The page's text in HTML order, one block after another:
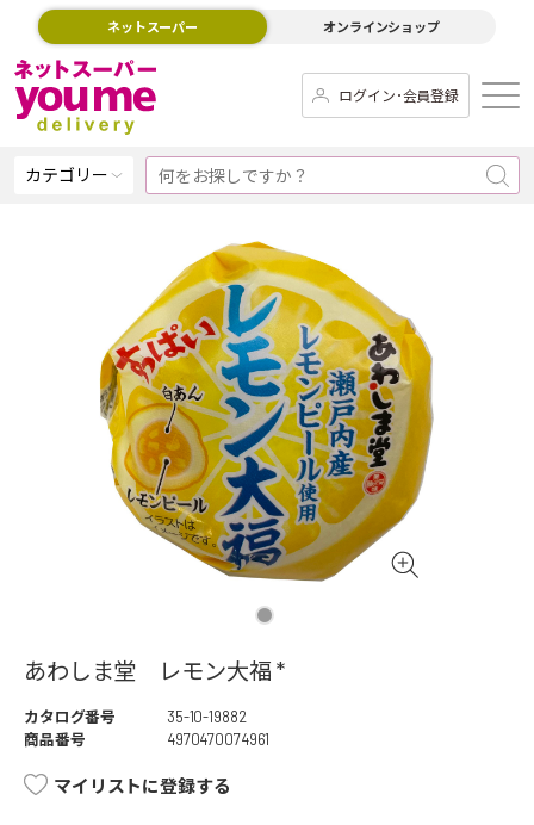
ネットスーパー オンラインショップ
ログイン･会員登録
カテゴリー
あわしま堂 レモン大福 *
カタログ番号
35-10-19882
商品番号
4970470074961
マイリストに登録する